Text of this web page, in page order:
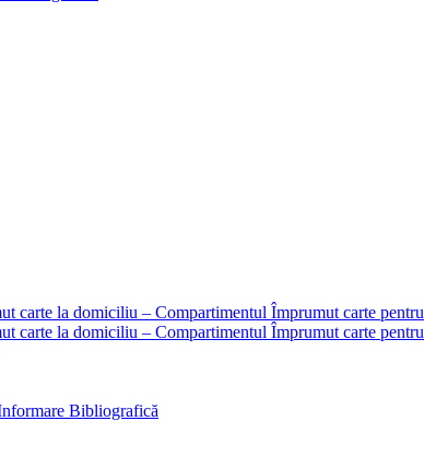
carte la domiciliu – Compartimentul Împrumut carte
carte la domiciliu – Compartimentul Împrumut carte
Bibliografică